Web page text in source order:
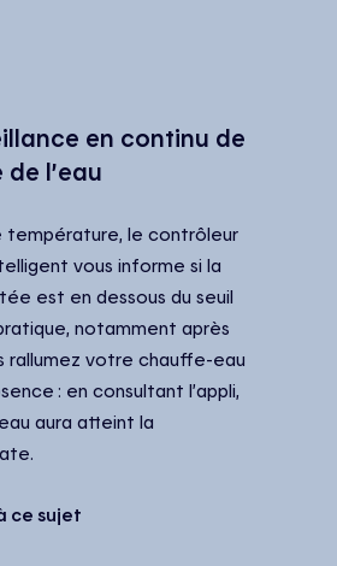
en continu de
l’eau
température, le contrôleur
vous informe si la
est en dessous du seuil
notamment après
rallumez votre chauffe-eau
: en consultant l’appli,
aura atteint la
ce sujet